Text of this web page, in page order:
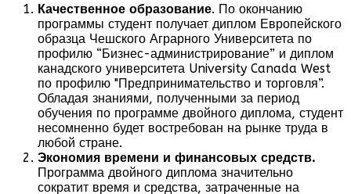
Качественное образование. По окончанию
программы студент получает диплом Европейского
образца Чешского Аграрного Университета по
профилю “Бизнес-администрирование” и диплом
канадского университета University Canada West
по профилю "Предпринимательство и торговля”.
Обладая знаниями, полученными за период
обучения по программе двойного диплома, студент
несомненно будет востребован на рынке труда в
любой стране.
Экономия времени и финансовых средств.
Программа двойного диплома значительно
сократит время и средства, затраченные на